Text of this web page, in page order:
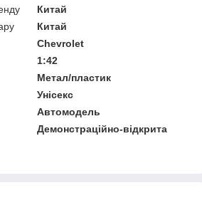
Китай
Китай
Chevrolet
1:42
Метал/пластик
Унісекс
Автомодель
Демонстраційно-відкрита